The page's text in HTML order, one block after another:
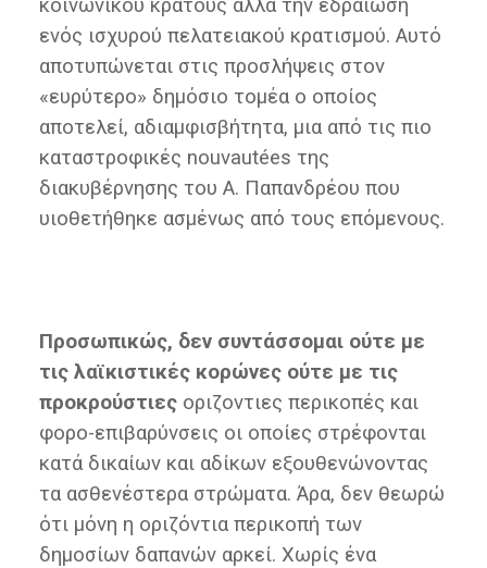
κοινωνικού κράτους αλλά την εδραίωση
ενός ισχυρού πελατειακού κρατισμού. Αυτό
αποτυπώνεται στις προσλήψεις στον
«ευρύτερο» δημόσιο τομέα ο οποίος
αποτελεί, αδιαμφισβήτητα, μια από τις πιο
καταστροφικές nouvautées της
διακυβέρνησης του Α. Παπανδρέου που
υιοθετήθηκε ασμένως από τους επόμενους.
Προσωπικώς, δεν συντάσσομαι ούτε με
τις λαϊκιστικές κορώνες ούτε με τις
προκρούστιεςοριζοντιες περικοπές και
φορο-επιβαρύνσεις οι οποίες στρέφονται
κατά δικαίων και αδίκων εξουθενώνοντας
τα ασθενέστερα στρώματα. Άρα, δεν θεωρώ
ότι μόνη η οριζόντια περικοπή των
δημοσίων δαπανών αρκεί. Χωρίς ένα